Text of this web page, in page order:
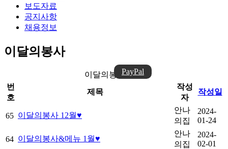
PayPal
보도자료
공지사항
채용정보
이달의봉사
이달의봉사 목록
번
호
제목
작성
자
작성일
65 이달의봉사 12월♥
안나
의집
2024-
01-24
64 이달의봉사&메뉴 1월♥
안나
의집
2024-
02-01